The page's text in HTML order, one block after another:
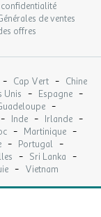
de ventes
offres
- Cap Vert - Chine
Unis - Espagne -
-
- Inde - Irlande -
- Martinique -
- Portugal -
- Sri Lanka -
- Vietnam